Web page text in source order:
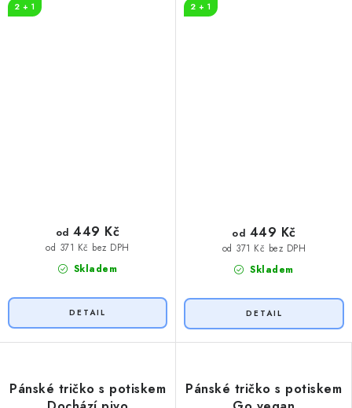
2 + 1
Skladem
od 371 Kč bez DPH
od 449 Kč
2 + 1
Skladem
od 371 Kč bez DPH
od 449 Kč
Pánské tričko s potiskem
Pánské tričko s potiskem